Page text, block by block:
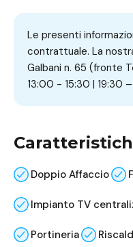
Le presenti
contrattuale. La
Galbani n. 65 (fronte
13:00 - 15:30 | 19:30
Doppio Affaccio
Impianto TV
Portineria